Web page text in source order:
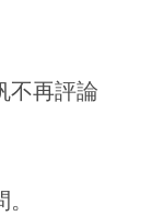
不再評論